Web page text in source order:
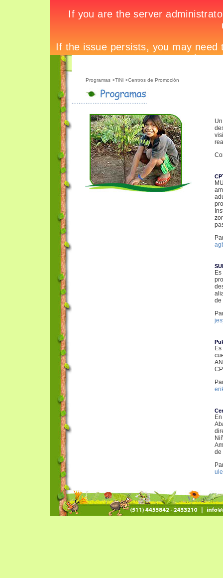
Programas >TiNi >Centros de Promoción
de
de